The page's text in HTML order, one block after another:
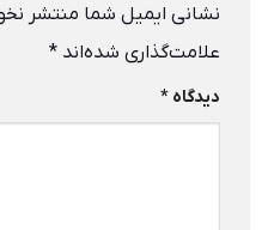
نشانی ایمیل شما منتشر
علامت‌گذاری شده‌اند *
دیدگاه *